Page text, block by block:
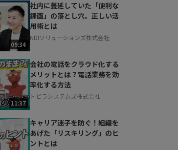
09:34
社内に蔓延していた「便利な
録画」の落とし穴。正しい活
用術とは
NDIソリューションズ株式会社
11:37
会社の電話をクラウド化する
メリットとは？電話業務を効
率化する方法
トビラシステムズ株式会社
キャリア迷子を防ぐ！組織を
あげた「リスキリング」のヒ
ントとは